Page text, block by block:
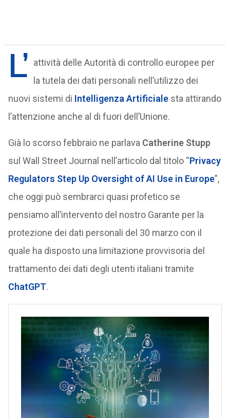
L’ attività delle Autorità di controllo europee per
la tutela dei dati personali nell’utilizzo dei
nuovi sistemi di Intelligenza Artificialesta attirando
l’attenzione anche al di fuori dell’Unione.
Già lo scorso febbraio ne parlava Catherine Stupp
sul Wall Street Journal nell’articolo dal titolo “Privacy
Regulators Step Up Oversight of AI Use in Europe”,
che oggi può sembrarci quasi profetico se
pensiamo all’intervento del nostro Garante per la
protezione dei dati personali del 30 marzo con il
quale ha disposto una limitazione provvisoria del
trattamento dei dati degli utenti italiani tramite
ChatGPT.